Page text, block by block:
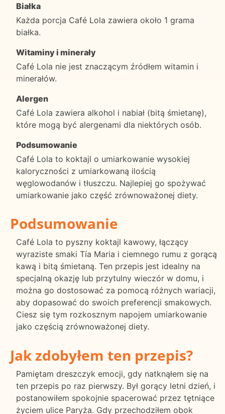
Białka
Każda porcja Café Lola zawiera około 1 grama
białka.
Witaminy i minerały
Café Lola nie jest znaczącym źródłem witamin i
minerałów.
Alergen
Café Lola zawiera alkohol i nabiał (bitą śmietanę),
które mogą być alergenami dla niektórych osób.
Podsumowanie
Café Lola to koktajl o umiarkowanie wysokiej
kaloryczności z umiarkowaną ilością
węglowodanów i tłuszczu. Najlepiej go spożywać
umiarkowanie jako część zrównoważonej diety.
Podsumowanie
Café Lola to pyszny koktajl kawowy, łączący
wyraziste smaki Tía Maria i ciemnego rumu z gorącą
kawą i bitą śmietaną. Ten przepis jest idealny na
specjalną okazję lub przytulny wieczór w domu, i
można go dostosować za pomocą różnych wariacji,
aby dopasować do swoich preferencji smakowych.
Ciesz się tym rozkosznym napojem umiarkowanie
jako częścią zrównoważonej diety.
Jak zdobyłem ten przepis?
Pamiętam dreszczyk emocji, gdy natknąłem się na
ten przepis po raz pierwszy. Był gorący letni dzień, i
postanowiłem spokojnie spacerować przez tętniące
życiem ulice Paryża. Gdy przechodziłem obok